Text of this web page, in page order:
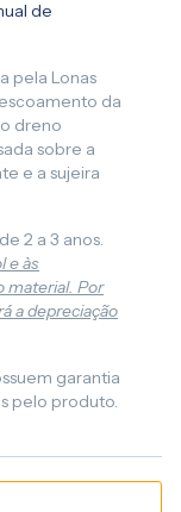
de
pela Lonas
da
dreno
sobre a
e a sujeira
2 a 3 anos.
e às
material. Por
a depreciação
garantia
pelo produto.